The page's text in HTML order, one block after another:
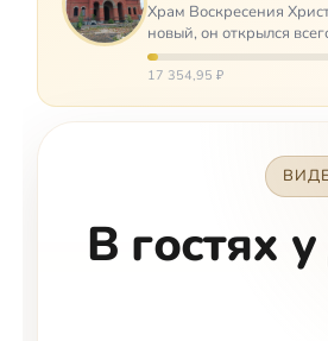
Храм Воскресения
новый, он открылся
Сибирь,…
17 354,95 ₽
В гостях